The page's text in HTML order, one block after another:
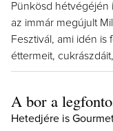
Pünkösd hétvégéjén
az immár megújult
Fesztivál, ami idén
éttermeit,
A bor a
Hetedjére is